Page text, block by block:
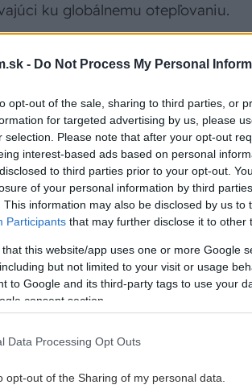
- Do Not Process My Personal
opt-out of the sale, sharing to third parties, or
for targeted advertising by us, please
selection. Please note that after your opt-out
interest-based ads based on personal
to third parties prior to your opt-out.
of your personal information by third
This information may also be disclosed by us to
Participants that may further disclose it to other
that this website/app uses one or more Google
but not limited to your visit or usage
to Google and its third-party tags to use your
consent section.
Data Processing Opt Outs
opt-out of the Sharing of my personal data.
ku globálnemu otepľovaniu.
bláznivým nápadom pár
sa pomerne živo diskutuje v rámci